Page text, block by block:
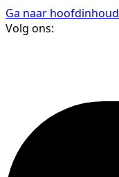
Ga naar hoofdinhoud
Volg ons: